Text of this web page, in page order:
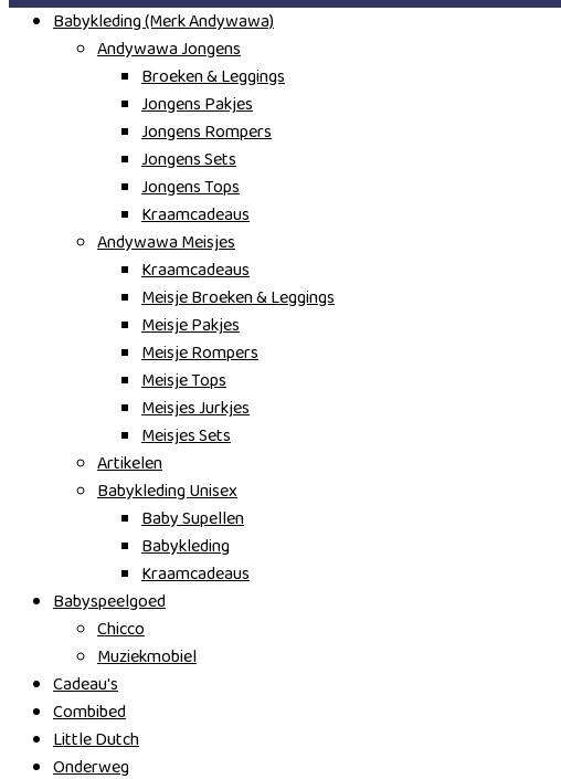
Babykleding (Merk Andywawa)
Andywawa Jongens
Broeken & Leggings
Jongens Pakjes
Jongens Rompers
Jongens Sets
Jongens Tops
Kraamcadeaus
Andywawa Meisjes
Kraamcadeaus
Meisje Broeken & Leggings
Meisje Pakjes
Meisje Rompers
Meisje Tops
Meisjes Jurkjes
Meisjes Sets
Artikelen
Babykleding Unisex
Baby Supellen
Babykleding
Kraamcadeaus
Babyspeelgoed
Chicco
Muziekmobiel
Cadeau's
Combibed
Little Dutch
Onderweg